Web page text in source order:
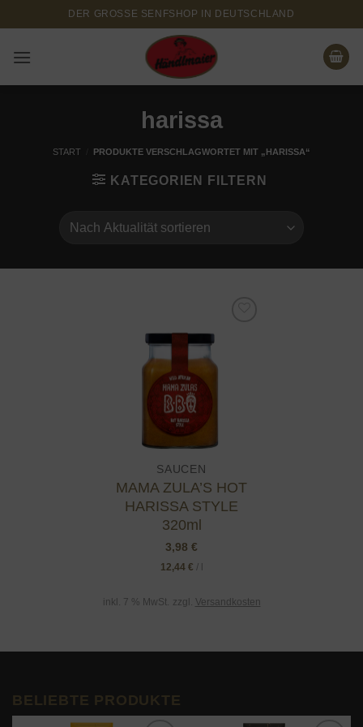
Inhalt
springen
DER GROSSE SENFSHOP IN DEUTSCHLAND
harissa
START PRODUKTE VERSCHLAGWORTET MIT „HARISSA“
KATEGORIEN FILTERN
SAUCEN
MAMA ZULA’S HOT
HARISSA STYLE
320ml
3,98 €
12,44 € /
inkl. 7 % MwSt. zzgl. Versandkosten
BELIEBTE PRODUKTE